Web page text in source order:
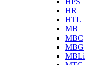
HR
HTL
MB
MBC
MBG
MBLi